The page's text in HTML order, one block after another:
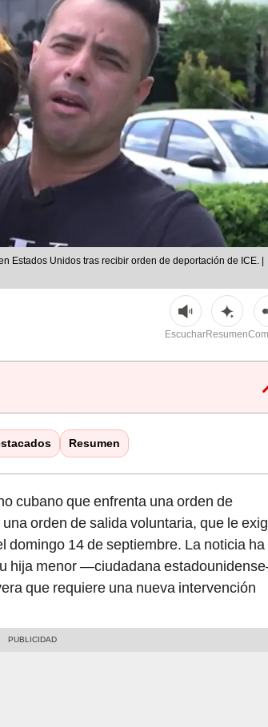
Estados Unidos tras recibir orden de deportación de ICE. |
EscucharResumen
Resumen
cubano que enfrenta una orden de
orden de salida voluntaria, que le
domingo 14 de septiembre. La noticia ha
hija menor —ciudadana
que requiere una nueva intervención